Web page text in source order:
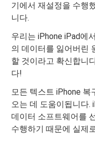
기에서 재설정을 수행
니다.
우리는 iPhone iPad에
의 데이터를 잃어버린
할 것이라고 확신합니
다!
모든 텍스트 iPhone 복
오는 데 도움이됩니다.
데이터 소프트웨어를
수행하기 때문에 실제